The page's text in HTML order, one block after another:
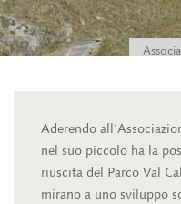
Aderendo
nel suo piccolo ha la
riuscita del Parco Val
mirano a uno sviluppo